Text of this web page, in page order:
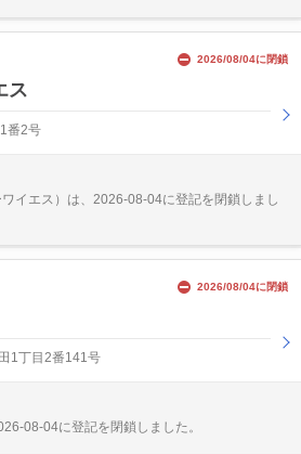
2026/08/04に閉鎖
ス
番2号
イエス）は、2026-08-04に登記を閉鎖しまし
2026/08/04に閉鎖
1丁目2番141号
08-04に登記を閉鎖しました。